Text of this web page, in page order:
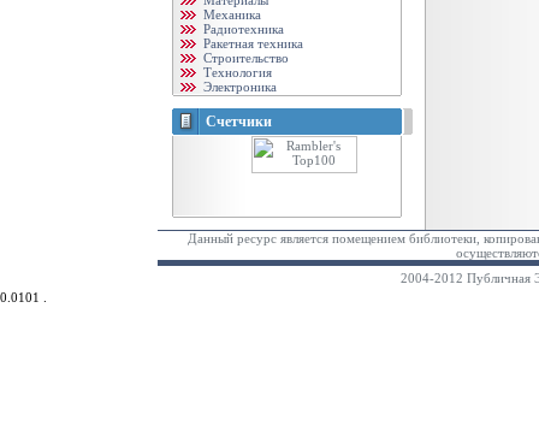
Механика
Радиотехника
Ракетная техника
Строительство
Технология
Электроника
Счетчики
Данный ресурс является помещением библиотеки,
2004-2012 Публичная
0.0101 .